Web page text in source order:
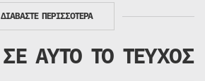
ΔΙΑΒΑΣΤΕ ΠΕΡΙΣΣΟΤΕΡΑ
ΣΕ ΑΥΤΟ ΤΟ ΤΕΥΧΟΣ